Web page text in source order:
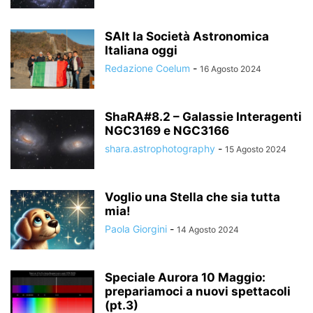
SAIt la Società Astronomica
Italiana oggi
Redazione Coelum - 16 Agosto 2024
ShaRA#8.2 – Galassie Interagenti
NGC3169 e NGC3166
shara.astrophotography - 15 Agosto 2024
Voglio una Stella che sia tutta
mia!
Paola Giorgini - 14 Agosto 2024
Speciale Aurora 10 Maggio:
prepariamoci a nuovi spettacoli
(pt.3)